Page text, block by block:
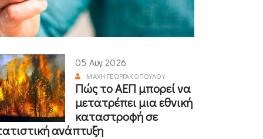
05 Αυγ 2026
ΜΆΧΗ ΓΕΩΡΓΑΚΟΠΟΎΛΟΥ
Πώς το ΑΕΠ μπορεί να
μετατρέπει μια εθνική
καταστροφή σε
ανάπτυξη